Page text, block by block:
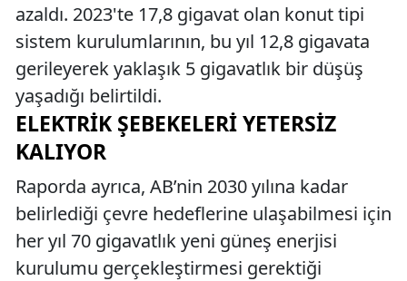
azaldı. 2023'te 17,8 gigavat olan konut tipi
sistem kurulumlarının, bu yıl 12,8 gigavata
gerileyerek yaklaşık 5 gigavatlık bir düşüş
yaşadığı belirtildi.
ELEKTRIK ŞEBEKELERI YETERSIZ
KALIYOR
Raporda ayrıca, AB’nin 2030 yılına kadar
belirlediği çevre hedeflerine ulaşabilmesi için
her yıl 70 gigavatlık yeni güneş enerjisi
kurulumu gerçekleştirmesi gerektiği